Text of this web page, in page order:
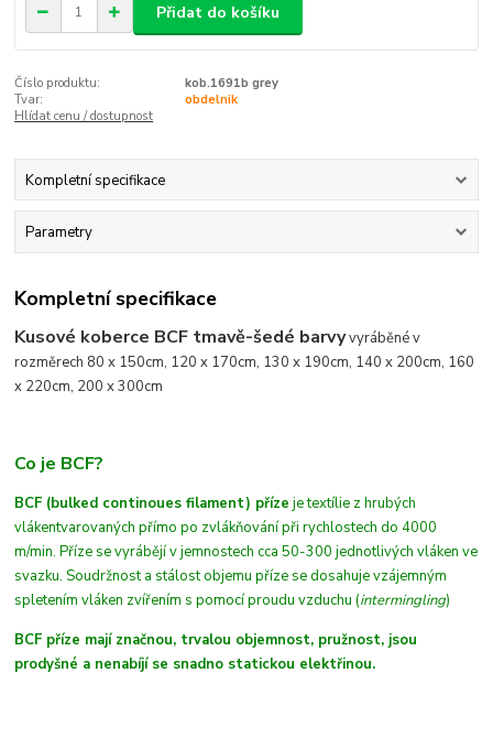
Přidat do košíku
Číslo produktu:
kob.1691b grey
Tvar:
obdelnik
Hlídat cenu / dostupnost
Kompletní specifikace
Parametry
Kompletní specifikace
Kusové koberce BCF tmavě-šedé barvyvyráběné v
rozměrech 80 x 150cm, 120 x 170cm, 130 x 190cm, 140 x 200cm, 160
x 220cm, 200 x 300cm
Co je BCF?
BCF (bulked continoues filament) příze je textílie z hrubých
vlákentvarovanýchpřímo po zvlákňování při rychlostech do 4000
m/min. Příze se vyrábějí v jemnostech cca 50-300 jednotlivých vláken ve
svazku. Soudržnost a stálost objemu příze se dosahuje vzájemným
spletením vláken zvířením s pomocí proudu vzduchu (intermingling)
BCF příze mají značnou, trvalou objemnost, pružnost, jsou
prodyšné a nenabíjí se snadno statickou elektřinou.